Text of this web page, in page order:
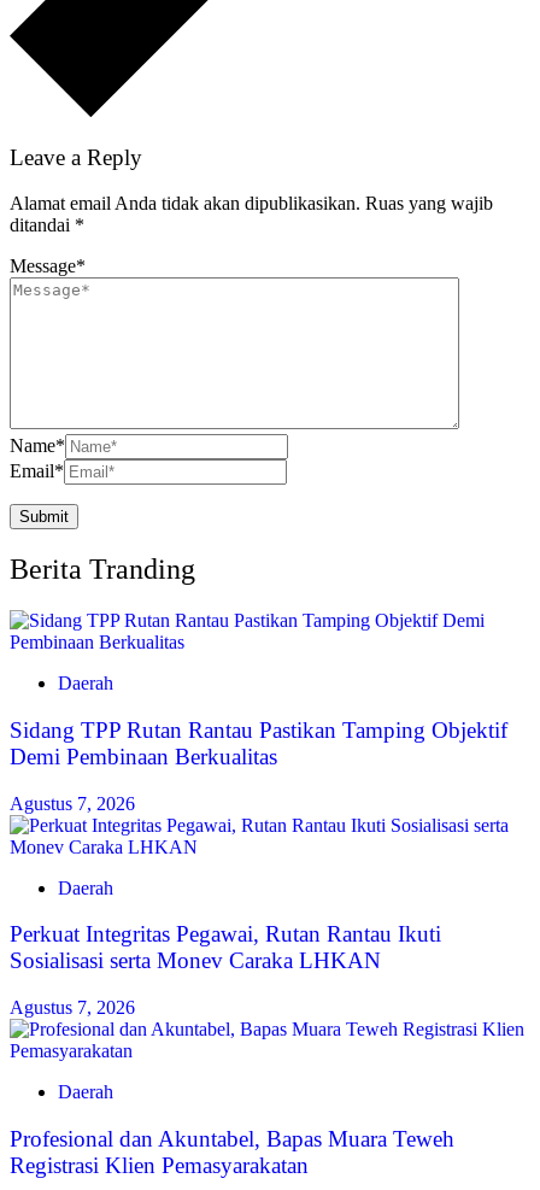
Leave a Reply
Alamat email Anda tidak akan dipublikasikan. Ruas yang wajib
ditandai *
Message*
Name*
Email*
Berita Tranding
Daerah
Sidang TPP Rutan Rantau Pastikan Tamping Objektif
Demi Pembinaan Berkualitas
Agustus 7, 2026
Daerah
Perkuat Integritas Pegawai, Rutan Rantau Ikuti
Sosialisasi serta Monev Caraka LHKAN
Agustus 7, 2026
Daerah
‎Profesional dan Akuntabel, Bapas Muara Teweh
Registrasi Klien Pemasyarakatan